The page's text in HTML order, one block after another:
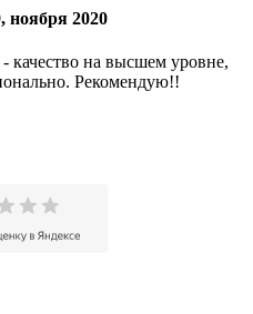
ноября 2020
качество на высшем уровне,
Рекомендую!!